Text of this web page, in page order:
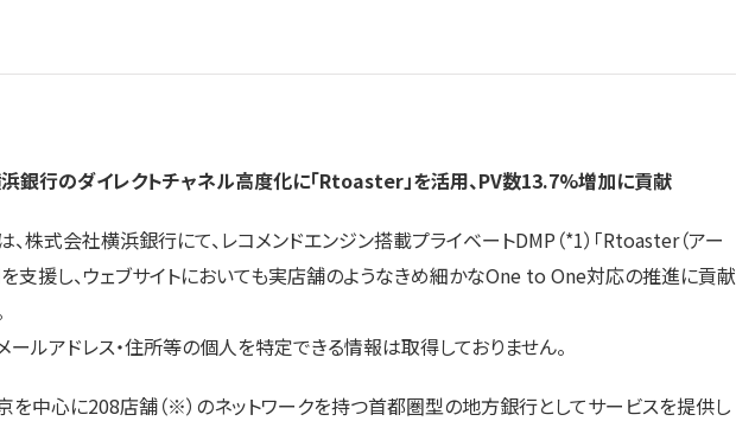
浜銀行のダイレクトチャネル高度化に「Rtoaster」を活用、PV数13.7%増加に貢献
株式会社横浜銀行にて、レコメンドエンジン搭載プライベートDMP（*1）「Rtoaster（アー
を支援し、ウェブサイトにおいても実店舗のようなきめ細かなOne to One対応の推進に貢献
メールアドレス・住所等の個人を特定できる情報は取得しておりません。
を中心に208店舗（※）のネットワークを持つ首都圏型の地方銀行としてサービスを提供し